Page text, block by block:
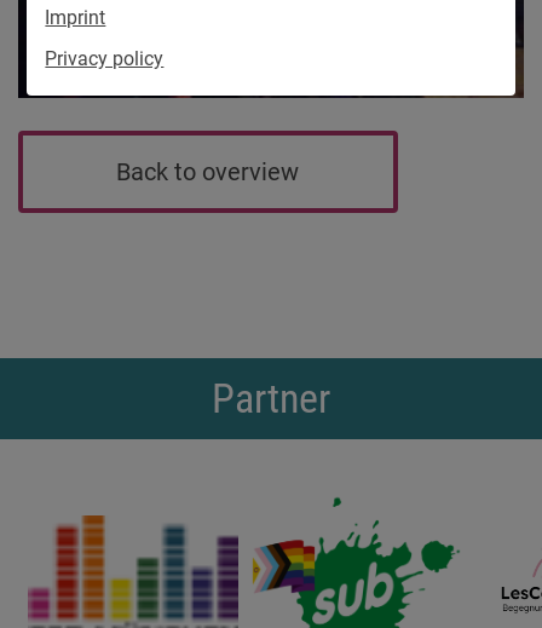
Imprint
Privacy policy
Back to overview
Partner